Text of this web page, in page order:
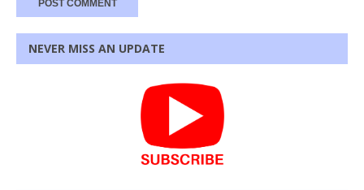
NEVER MISS AN UPDATE